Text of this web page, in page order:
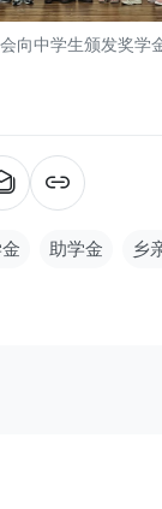
向中学生颁发奖学金
助学金 乡